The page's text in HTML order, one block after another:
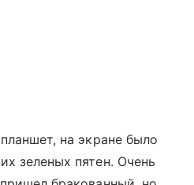
на экране было
зеленых пятен. Очень